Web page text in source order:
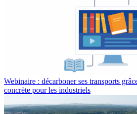
Webinaire : décarboner ses transports
concrète pour les industriels